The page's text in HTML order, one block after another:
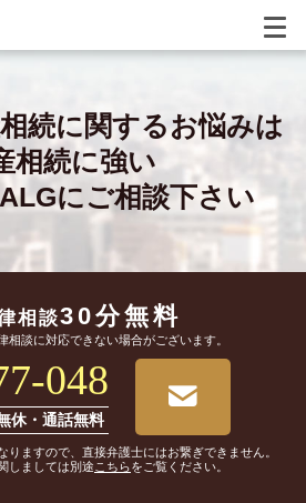
続に関するお悩みは
相続に強い
にご相談下さい
相談30分無料
談に対応できない場合がございます。
048
休・通話無料
ますので、直接弁護士にはお繋ぎできません。
しましては別途 こちらをご覧ください。